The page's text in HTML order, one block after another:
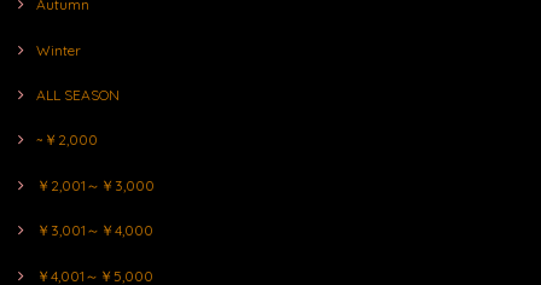
Autumn
Winter
ALL SEASON
~￥2,000
￥2,001～￥3,000
￥3,001～￥4,000
￥4,001～￥5,000